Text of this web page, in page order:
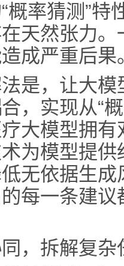
率猜测”特
天然张力
成严重后果
，让大模
，实现从“
大模型拥
为模型提
无依据生
每一条建
， 拆解复杂